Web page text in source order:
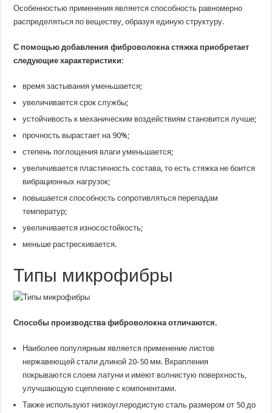
Особенностью применения является способность равномерно
распределяться по веществу, образуя единую структуру.
С помощью добавления фиброволокна стяжка приобретает
следующие характеристики:
время застывания уменьшается;
увеличивается срок службы;
устойчивость к механическим воздействиям становится лучше;
прочность вырастает на 90%;
степень поглощения влаги уменьшается;
увеличивается пластичность состава, то есть стяжка не боится
вибрационных нагрузок;
повышается способность сопротивляться перепадам
температур;
увеличивается износостойкость;
меньше растрескивается.
Типы микрофибры
Способы производства фиброволокна отличаются.
Наиболее популярным является применение листов
нержавеющей стали длиной 20-50 мм. Вкрапления
покрываются слоем латуни и имеют волнистую поверхность,
улучшающую сцепление с компонентами.
Также используют низкоуглеродистую сталь размером от 50 до